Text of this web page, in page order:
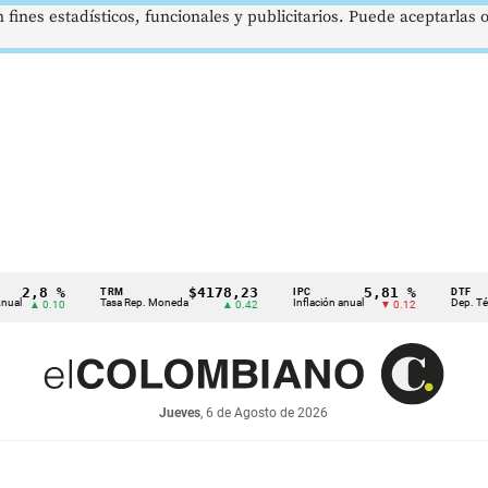
% TRM
Tasa Rep. Moneda
$4178,23
▲ 0.42
IPC
Inflación anual
5,81 %
▼ 0.12
DTF
Dep. Término
Jueves, 6 de Agosto de 2026
estadísticos, funcionales y publicitarios. Puede aceptarlas